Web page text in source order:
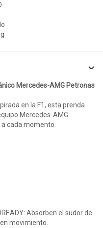
Mercedes-AMG Petronas
en la F1, esta prenda
Mercedes-AMG
a cada momento.
Absorben el sudor de
movimiento.